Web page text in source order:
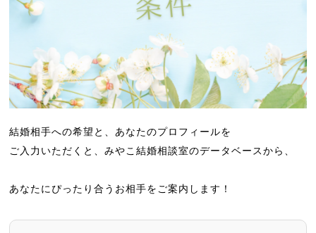
結婚相手への希望と、あなたのプロフィールを
ご入力いただくと、みやこ結婚相談室のデータベースから、
あなたにぴったり合うお相手をご案内します！